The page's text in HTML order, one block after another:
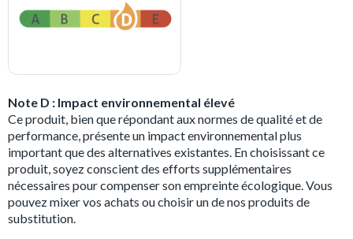
Note D : Impact environnemental élevé
Ce produit, bien que répondant aux normes de qualité et de
performance, présente un impact environnemental plus
important que des alternatives existantes. En choisissant ce
produit, soyez conscient des efforts supplémentaires
nécessaires pour compenser son empreinte écologique. Vous
pouvez mixer vos achats ou choisir un de nos produits de
substitution.